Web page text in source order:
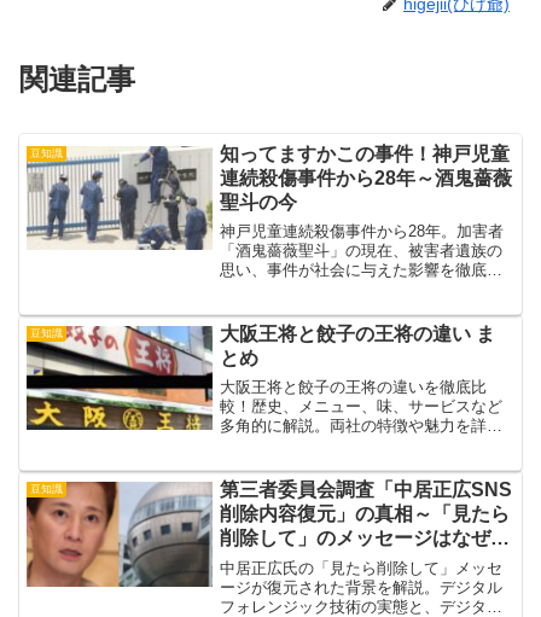
関連記事
豆知識
知ってますかこの事件！神戸児童
連続殺傷事件から28年～酒鬼薔薇
聖斗の今
神戸児童連続殺傷事件から28年。加害者
「酒鬼薔薇聖斗」の現在、被害者遺族の
思い、事件が社会に与えた影響を徹底解
豆知識
大阪王将と餃子の王将の違い ま
とめ
大阪王将と餃子の王将の違いを徹底比
較！歴史、メニュー、味、サービスなど
多角的に解説。両社の特徴や魅力を詳し
豆知識
第三者委員会調査「中居正広SNS
削除内容復元」の真相～「見たら
削除して」のメッセージはなぜ明
るみに出たのか？
中居正広氏の「見たら削除して」メッセ
ージが復元された背景を解説。デジタル
フォレンジック技術の実態と、デジタル